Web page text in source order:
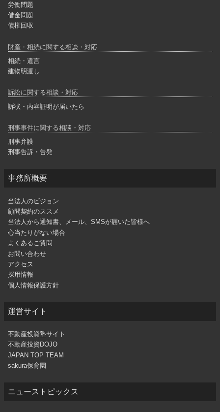
労働問題
借金問題
債権回収
財産・相続に関する相談・対応
相続・遺言
建物明渡し
訴訟に関する相談・対応
訴状・内容証明が届いたら
刑事事件に関する相談・対応
刑事弁護
刑事告訴・告発
事務所概要
当法人のビジョン
顧問契約のススメ
当法人から通知書、メール、SMSが届いた皆様へ
心当たりがない場合
よくあるご質問
お問い合わせ
アクセス
採用情報
個人情報保護方針
運営サイト
不動産投資塾サイト
不動産投資DOJO
JAPAN TOP TEAM
sakura保育園
ニューストピックス